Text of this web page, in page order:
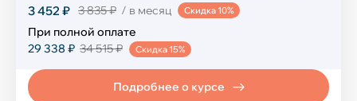
3 452 ₽ 3 835 ₽ / в месяц Скидка 10%
При полной оплате
29 338 ₽ 34 515 ₽ Скидка 15%
Подробнее о курсе